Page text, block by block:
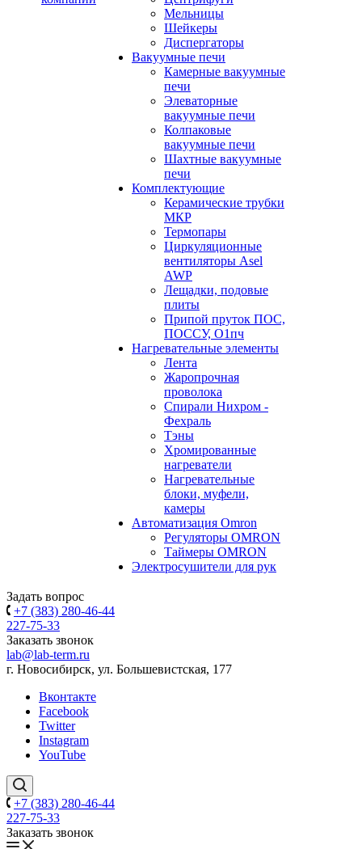
Мельницы
Шейкеры
Диспергаторы
Вакуумные печи
Камерные вакуумные
печи
Элеваторные
вакуумные печи
Колпаковые
вакуумные печи
Шахтные вакуумные
печи
Комплектующие
Керамические трубки
МКР
Термопары
Циркуляционные
вентиляторы Asel
AWP
Лещадки, подовые
плиты
Припой пруток ПОС,
ПОССУ, О1пч
Нагревательные элементы
Лента
Жаропрочная
проволока
Спирали Нихром -
Фехраль
Тэны
Хромированные
нагреватели
Нагревательные
блоки, муфели,
камеры
Автоматизация Omron
Регуляторы OMRON
Таймеры OMRON
Электросушители для рук
Задать вопрос
+7 (383) 280-46-44
227-75-33
Заказать звонок
lab@lab-term.ru
г. Новосибирск, ул. Большевистская, 177
Вконтакте
Facebook
Twitter
Instagram
YouTube
+7 (383) 280-46-44
227-75-33
Заказать звонок